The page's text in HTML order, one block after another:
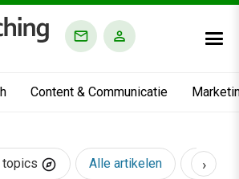
Content & Communicatie
topics Alle artikelen AI &
›